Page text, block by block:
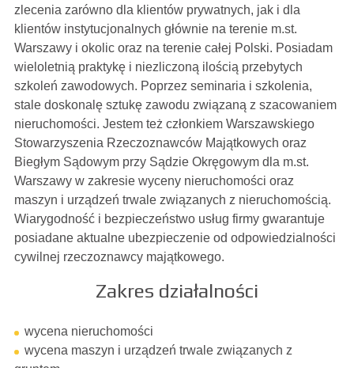
zlecenia zarówno dla klientów prywatnych, jak i dla
klientów instytucjonalnych głównie na terenie m.st.
Warszawy i okolic oraz na terenie całej Polski. Posiadam
wieloletnią praktykę i niezliczoną ilością przebytych
szkoleń zawodowych. Poprzez seminaria i szkolenia,
stale doskonalę sztukę zawodu związaną z szacowaniem
nieruchomości. Jestem też członkiem Warszawskiego
Stowarzyszenia Rzeczoznawców Majątkowych oraz
Biegłym Sądowym przy Sądzie Okręgowym dla m.st.
Warszawy w zakresie wyceny nieruchomości oraz
maszyn i urządzeń trwale związanych z nieruchomością.
Wiarygodność i bezpieczeństwo usług firmy gwarantuje
posiadane aktualne ubezpieczenie od odpowiedzialności
cywilnej rzeczoznawcy majątkowego.
Zakres działalności
wycena nieruchomości
wycena maszyn i urządzeń trwale związanych z